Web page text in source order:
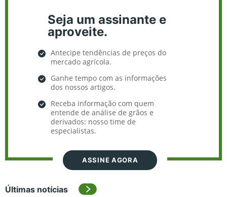
Seja um assinante e
aproveite.
Antecipe tendências de preços do
mercado agrícola.
Ganhe tempo com as informações
dos nossos artigos.
Receba informação com quem
entende de análise de grãos e
derivados: nosso time de
especialistas.
ASSINE AGORA
Últimas notícias